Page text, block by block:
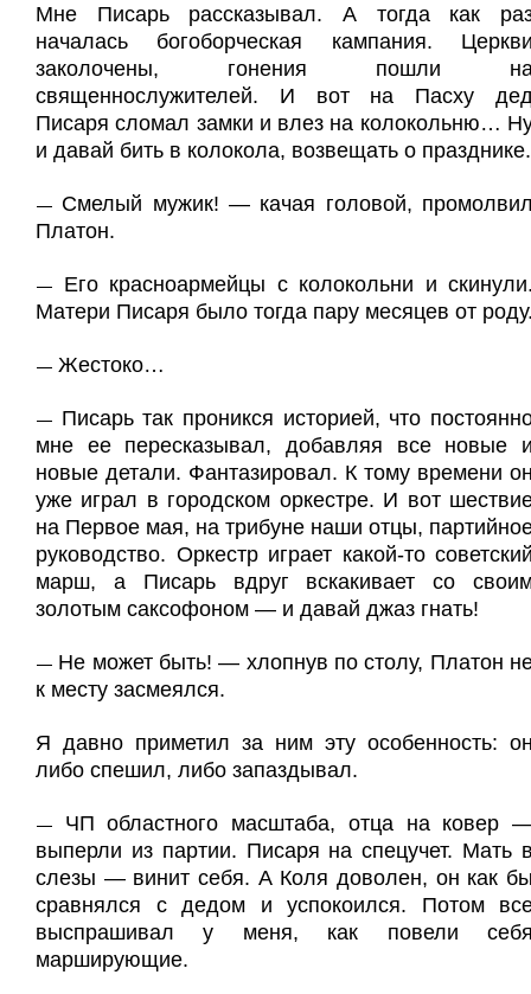
Мне Писарь рассказывал. А тогда как
началась богоборческая кампания.
заколочены, гонения пошли
священнослужителей. И вот на Пасху
Писаря сломал замки и влез на колокольню…
и давай бить в колокола, возвещать о празднике.
— Смелый мужик! — качая головой,
Платон.
— Его красноармейцы с колокольни и
Матери Писаря было тогда пару месяцев от
— Жестоко…
— Писарь так проникся историей, что
мне ее пересказывал, добавляя все новые
новые детали. Фантазировал. К тому времени
уже играл в городском оркестре. И вот
на Первое мая, на трибуне наши отцы,
руководство. Оркестр играет какой-то
марш, а Писарь вдруг вскакивает со
золотым саксофоном — и давай джаз гнать!
— Не может быть! — хлопнув по столу, Платон
к месту засмеялся.
Я давно приметил за ним эту особенность:
либо спешил, либо запаздывал.
— ЧП областного масштаба, отца на ковер
выперли из партии. Писаря на спецучет. Мать
слезы — винит себя. А Коля доволен, он как
сравнялся с дедом и успокоился. Потом
выспрашивал у меня, как повели
марширующие.